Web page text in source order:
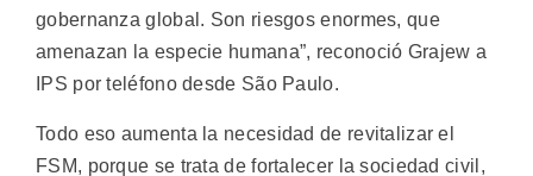
gobernanza global. Son riesgos enormes, que
amenazan la especie humana”, reconoció Grajew a
IPS por teléfono desde São Paulo.
Todo eso aumenta la necesidad de revitalizar el
FSM, porque se trata de fortalecer la sociedad civil,